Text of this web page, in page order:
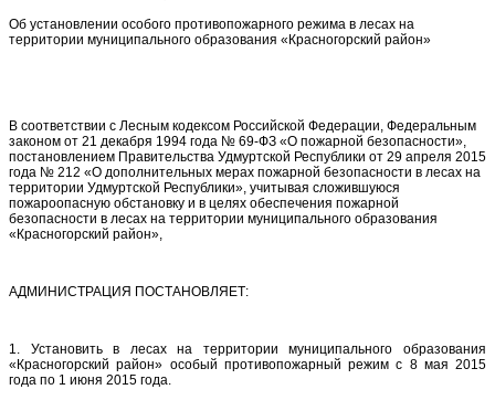
Об установлении особого противопожарного режима в лесах на
территории муниципального образования «Красногорский район»
В соответствии с Лесным кодексом Российской Федерации, Федеральным
законом от 21 декабря 1994 года № 69-ФЗ «О пожарной безопасности»,
постановлением Правительства Удмуртской Республики от 29 апреля 2015
года № 212 «О дополнительных мерах пожарной безопасности в лесах на
территории Удмуртской Республики», учитывая сложившуюся
пожароопасную обстановку и в целях обеспечения пожарной
безопасности в лесах на территории муниципального образования
«Красногорский район»,
АДМИНИСТРАЦИЯ ПОСТАНОВЛЯЕТ:
1. Установить в лесах на территории муниципального образования
«Красногорский район» особый противопожарный режим с 8 мая 2015
года по 1 июня 2015 года.